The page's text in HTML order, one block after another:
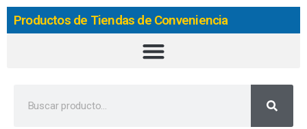
Productos de Tiendas de Conveniencia